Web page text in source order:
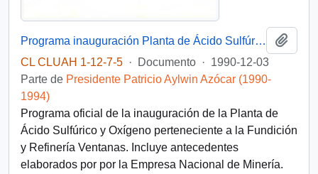
Programa inauguración Planta de Ácido Sulfúrico y Oxígeno Fundición y Refinería Ventanas
CL CLUAH 1-12-7-5 · Documento · 1990-12-03
Parte de Presidente Patricio Aylwin Azócar (1990-
1994)
Programa oficial de la inauguración de la Planta de
Ácido Sulfúrico y Oxígeno perteneciente a la Fundición
y Refinería Ventanas. Incluye antecedentes
elaborados por por la Empresa Nacional de Minería.